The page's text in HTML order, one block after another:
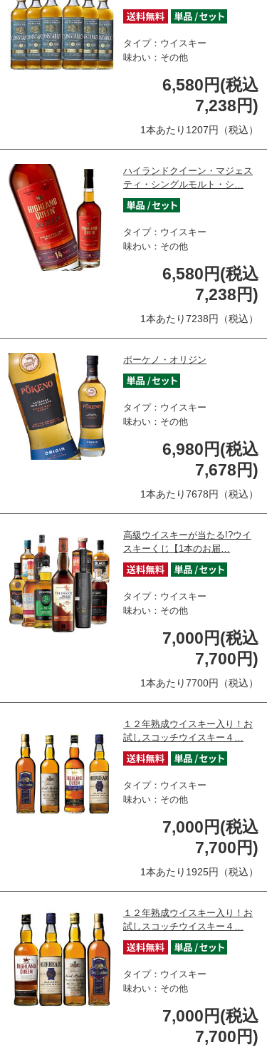
タイプ：ウイスキー
味わい：その他
6,580円(税込
7,238円)
1本あたり1207円（税込）
ハイランドクイーン・マジェス
ティ・シングルモルト・シ…
タイプ：ウイスキー
味わい：その他
6,580円(税込
7,238円)
1本あたり7238円（税込）
ポーケノ・オリジン
タイプ：ウイスキー
味わい：その他
6,980円(税込
7,678円)
1本あたり7678円（税込）
高級ウイスキーが当たる!?ウイ
スキーくじ【1本のお届…
タイプ：ウイスキー
味わい：その他
7,000円(税込
7,700円)
1本あたり7700円（税込）
１２年熟成ウイスキー入り！お
試しスコッチウイスキー４…
タイプ：ウイスキー
味わい：その他
7,000円(税込
7,700円)
1本あたり1925円（税込）
１２年熟成ウイスキー入り！お
試しスコッチウイスキー４…
タイプ：ウイスキー
味わい：その他
7,000円(税込
7,700円)